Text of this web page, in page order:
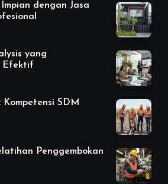
dengan Jasa
yang
Efektif
Kompetensi SDM
Penggembokan